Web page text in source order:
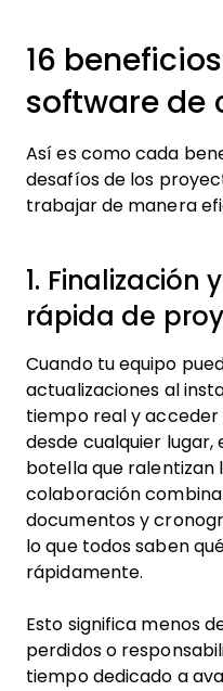
16
software de
Así es como cada
desafíos de los
trabajar de manera
1. Finalización
rápida de
Cuando tu equipo
actualizaciones al
tiempo real y
desde cualquier lugar,
botella que ralentizan
colaboración
documentos y
lo que todos saben
rápidamente.
Esto significa menos
perdidos o
tiempo dedicado a